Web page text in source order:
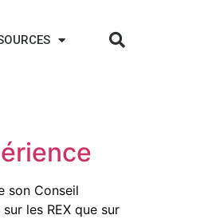
son Conseil
les REX que sur